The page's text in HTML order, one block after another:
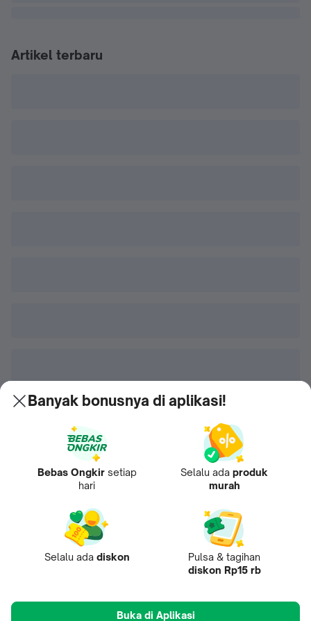
Artikel terbaru
Banyak bonusnya di aplikasi!
Bebas Ongkir setiap
hari
Selalu ada produk
murah
Selalu ada diskon
Pulsa & tagihan
diskon Rp15 rb
Buka di Aplikasi